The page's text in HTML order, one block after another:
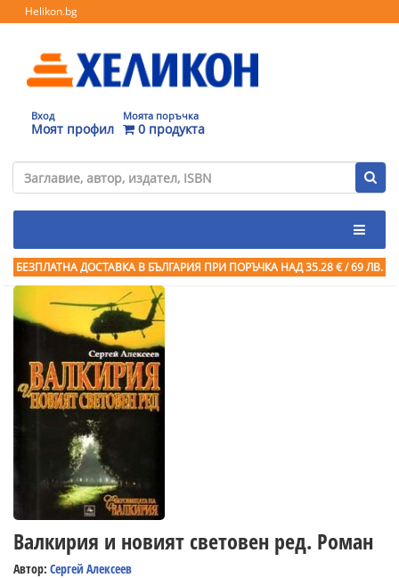
Helikon.bg
Вход
Моят профил
Моята поръчка
0 продукта
БЕЗПЛАТНА ДОСТАВКА В БЪЛГАРИЯ ПРИ ПОРЪЧКА НАД 35.28 € / 69 ЛВ.
Валкирия и новият световен ред. Роман
Автор: Сергей Алексеев